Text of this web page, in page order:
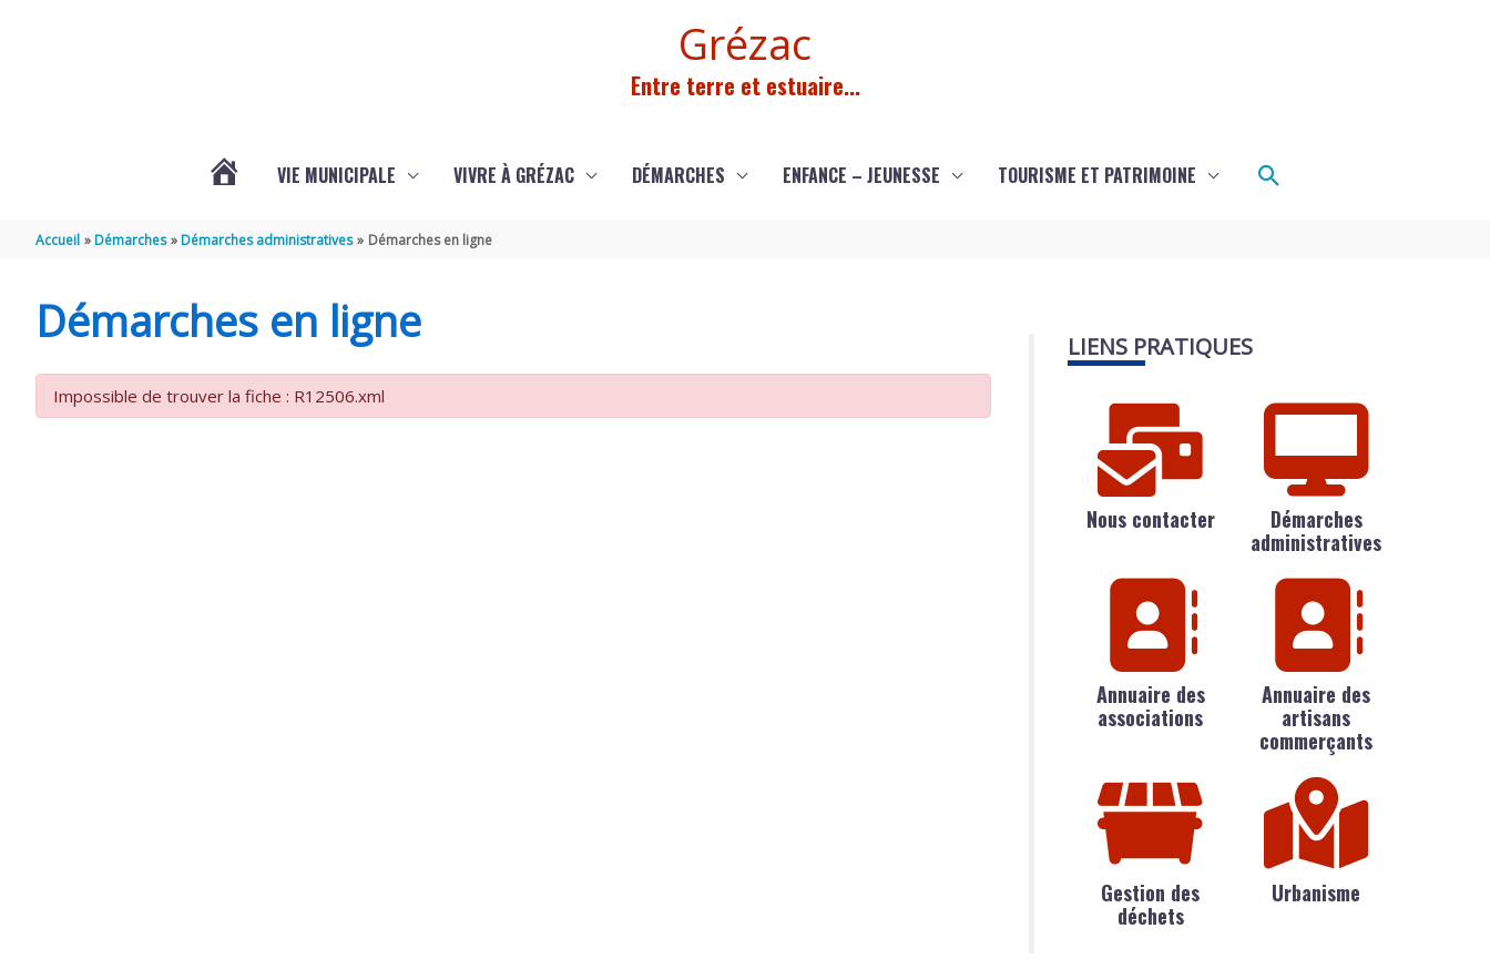
Grézac
Entre terre et estuaire...
VIE MUNICIPALE VIVRE À GRÉZAC DÉMARCHES ENFANCE – JEUNESSE TOURISME ET PATRIMOINE Rechercher
Accueil Démarches Démarches administratives Démarches en ligne
Démarches en ligne
Impossible de trouver la fiche : R12506.xml
LIENS PRATIQUES
Nous contacter
Démarches
administratives
Annuaire des
associations
Annuaire des
artisans
commerçants
Gestion des
déchets
Urbanisme